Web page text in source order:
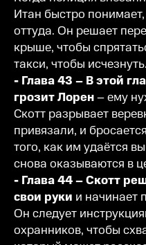
Итан быстро
оттуда. Он решает
крыше, чтобы
такси, чтобы исчезнуть.
- Глава 43 – В этой
грозит Лорен– ему
Скотт разрывает
привязали, и
того, как им удаётся
снова оказываются в
- Глава 44 – Скотт
свои руки и начинает
Он следует
охранников, чтобы